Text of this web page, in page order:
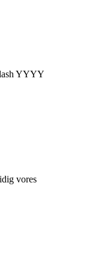
YYYY
vores